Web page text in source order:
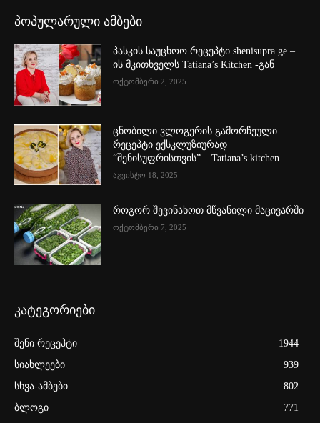
პოპულარული ამბები
პასკის საუცხოო რეცეპტი shenisupra.ge –
ის მკითხველს Tatiana’s Kitchen -გან
ოქტომბერი 2, 2025
ცნობილი ვლოგერის გამორჩეული
რეცეპტი ექსკლუზიურად
“შენისუფრისთვის” – Tatiana’s kitchen
აგვისტო 18, 2025
როგორ შევინახოთ მწვანილი მაცივარში
ოქტომბერი 7, 2025
კატეგორიები
შენი რეცეპტი
1944
სიახლეები
939
სხვა-ამბები
802
ბლოგი
771